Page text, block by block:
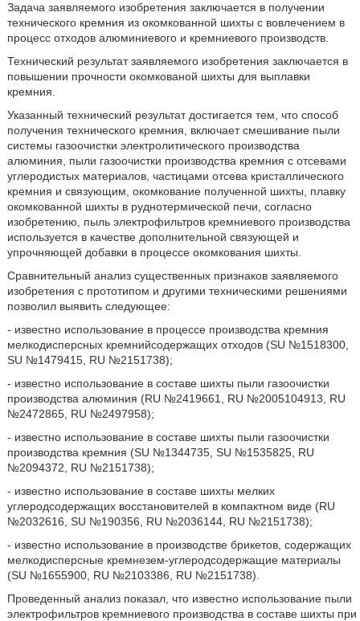
Задача заявляемого изобретения заключается в получении
технического кремния из окомкованной шихты с вовлечением в
процесс отходов алюминиевого и кремниевого производств.
Технический результат заявляемого изобретения заключается в
повышении прочности окомкованой шихты для выплавки
кремния.
Указанный технический результат достигается тем, что способ
получения технического кремния, включает смешивание пыли
системы газоочистки электролитического производства
алюминия, пыли газоочистки производства кремния с отсевами
углеродистых материалов, частицами отсева кристаллического
кремния и связующим, окомкование полученной шихты, плавку
окомкованной шихты в руднотермической печи, согласно
изобретению, пыль электрофильтров кремниевого производства
используется в качестве дополнительной связующей и
упрочняющей добавки в процессе окомкования шихты.
Сравнительный анализ существенных признаков заявляемого
изобретения с прототипом и другими техническими решениями
позволил выявить следующее:
- известно использование в процессе производства кремния
мелкодисперсных кремнийсодержащих отходов (SU №1518300,
SU №1479415, RU №2151738);
- известно использование в составе шихты пыли газоочистки
производства алюминия (RU №2419661, RU №2005104913, RU
№2472865, RU №2497958);
- известно использование в составе шихты пыли газоочистки
производства кремния (SU №1344735, SU №1535825, RU
№2094372, RU №2151738);
- известно использование в составе шихты мелких
углеродсодержащих восстановителей в компактном виде (RU
№2032616, SU №190356, RU №2036144, RU №2151738);
- известно использование в производстве брикетов, содержащих
мелкодисперсные кремнезем-углеродсодержащие материалы
(SU №1655900, RU №2103386, RU №2151738).
Проведенный анализ показал, что известно использование пыли
электрофильтров кремниевого производства в составе шихты при